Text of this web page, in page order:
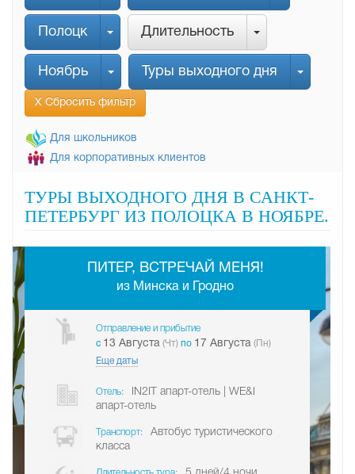
Полоцк Длительность
Ноябрь Туры выходного дня
Х Сбросить фильтр
Для школьников
Для корпоративных клиентов
ТУРЫ ВЫХОДНОГО ДНЯ В САНКТ-
ПЕТЕРБУРГ ИЗ ПОЛОЦКА В НОЯБРЕ.
ПИТЕР, ВСТРЕЧАЙ МЕНЯ!
из Минска и Гродно
Отправление и прибытие
c 13 Августа (Чт) по 17 Августа (Пн)
Еще даты
Отель:
IN2IT апарт-отель | WE&I
апарт-отель
Транспорт:
Автобус туристического
класса
-